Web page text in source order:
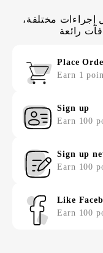
إجراءات مختلفة،
Place
Earn 1
Sign up
Earn 100
Sign up
Earn 100
Like
Earn 100